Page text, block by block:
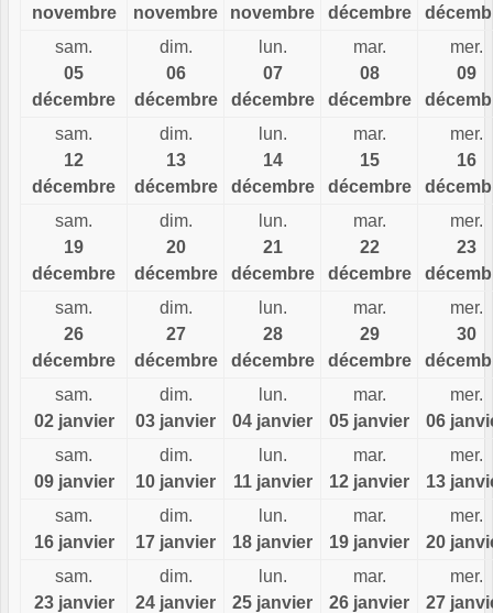
novembre
novembre
novembre
décembre
sam.
05
décembre
dim.
06
décembre
lun.
07
décembre
mar.
08
décembre
mer.
09
sam.
12
décembre
dim.
13
décembre
lun.
14
décembre
mar.
15
décembre
mer.
16
sam.
19
décembre
dim.
20
décembre
lun.
21
décembre
mar.
22
décembre
mer.
23
sam.
26
décembre
dim.
27
décembre
lun.
28
décembre
mar.
29
décembre
mer.
30
sam.
02 janvier
dim.
03 janvier
lun.
04 janvier
mar.
05 janvier
mer.
06
sam.
09 janvier
dim.
10 janvier
lun.
11 janvier
mar.
12 janvier
mer.
13
sam.
16 janvier
dim.
17 janvier
lun.
18 janvier
mar.
19 janvier
mer.
20
sam.
23 janvier
dim.
24 janvier
lun.
25 janvier
mar.
26 janvier
mer.
27